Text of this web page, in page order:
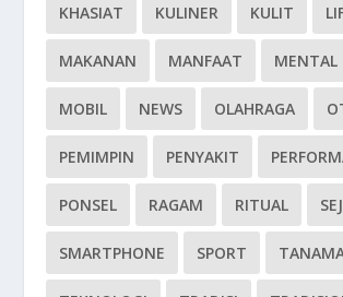
KHASIAT KULINER KULIT
MAKANAN MANFAAT MENTAL
MOBIL NEWS OLAHRAGA
PEMIMPIN PENYAKIT
PONSEL RAGAM RITUAL
SMARTPHONE SPORT